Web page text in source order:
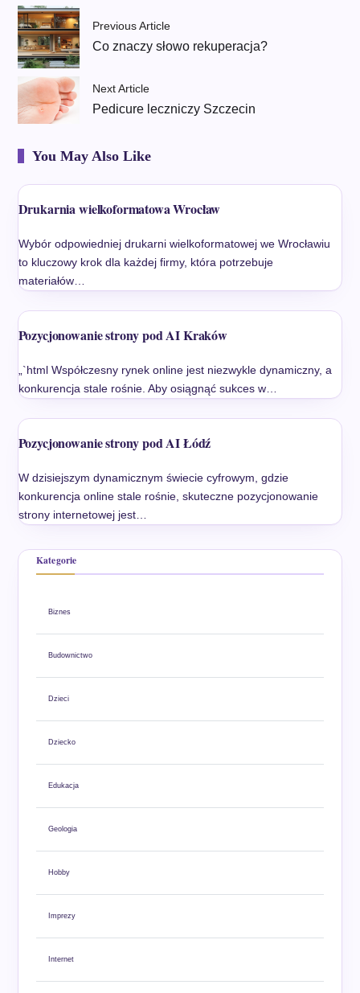
Previous Article
Co znaczy słowo rekuperacja?
Next Article
Pedicure leczniczy Szczecin
You May Also Like
Drukarnia wielkoformatowa Wrocław
Wybór odpowiedniej drukarni wielkoformatowej we Wrocławiu
to kluczowy krok dla każdej firmy, która potrzebuje
materiałów…
Pozycjonowanie strony pod AI Kraków
„`html Współczesny rynek online jest niezwykle dynamiczny, a
konkurencja stale rośnie. Aby osiągnąć sukces w…
Pozycjonowanie strony pod AI Łódź
W dzisiejszym dynamicznym świecie cyfrowym, gdzie
konkurencja online stale rośnie, skuteczne pozycjonowanie
strony internetowej jest…
Kategorie
Biznes
Budownictwo
Dzieci
Dziecko
Edukacja
Geologia
Hobby
Imprezy
Internet